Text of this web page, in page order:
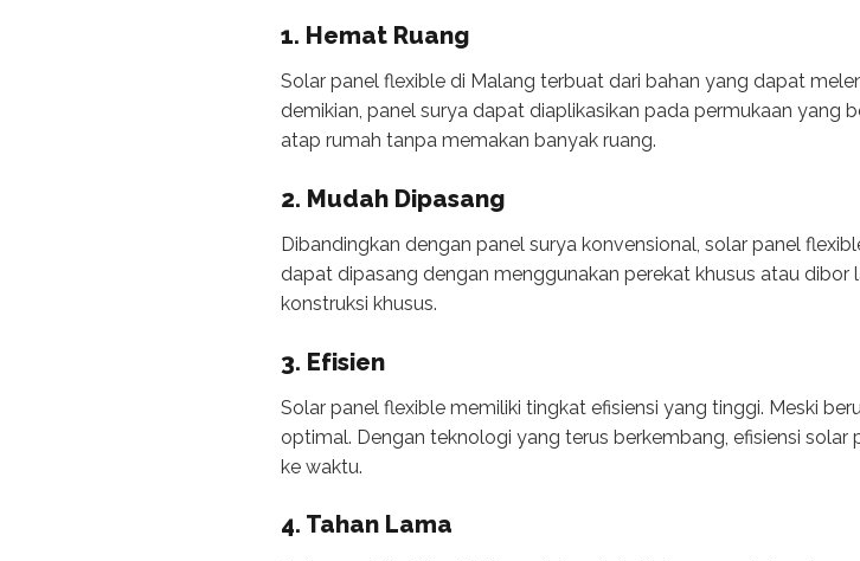
1. Hemat Ruang
Solar panel flexible di Malang terbuat dari bahan yang dapat
demikian, panel surya dapat diaplikasikan pada permukaan yang
atap rumah tanpa memakan banyak ruang.
2. Mudah Dipasang
Dibandingkan dengan panel surya konvensional, solar panel
dapat dipasang dengan menggunakan perekat khusus atau
konstruksi khusus.
3. Efisien
Solar panel flexible memiliki tingkat efisiensi yang tinggi. Meski
optimal. Dengan teknologi yang terus berkembang, efisiensi
ke waktu.
4. Tahan Lama